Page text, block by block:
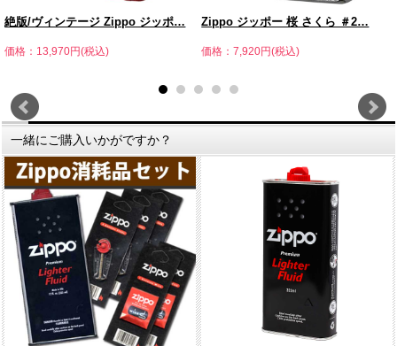
絶版/ヴィンテージ Zippo ジッポ…
価格：13,970円(税込)
Zippo ジッポー 桜 さくら ＃2…
価格：7,920円(税込)
一緒にご購入いかがですか？